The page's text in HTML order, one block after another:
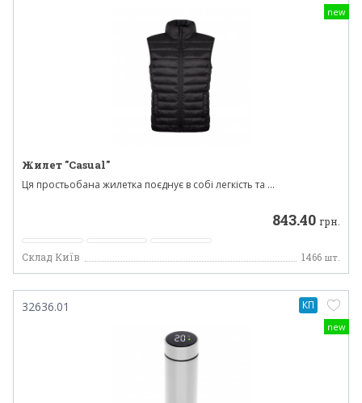
new
Жилет "Casual"
Ця простьобана жилетка поєднує в собі легкість та ...
843.40 грн.
Склад Київ 1466 шт.
new
32636.01 КП